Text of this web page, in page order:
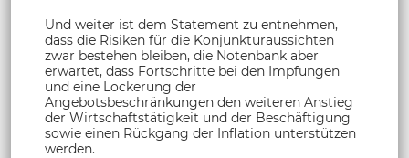
Und weiter ist dem Statement zu entnehmen,
dass die Risiken für die Konjunkturaussichten
zwar bestehen bleiben, die Notenbank aber
erwartet, dass Fortschritte bei den Impfungen
und eine Lockerung der
Angebotsbeschränkungen den weiteren Anstieg
der Wirtschaftstätigkeit und der Beschäftigung
sowie einen Rückgang der Inflation unterstützen
werden.